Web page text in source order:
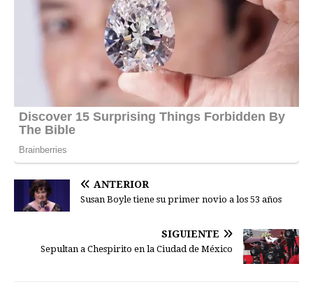
ANTERIOR
Susan Boyle tiene su primer novio a los 53 años
SIGUIENTE
Sepultan a Chespirito en la Ciudad de México